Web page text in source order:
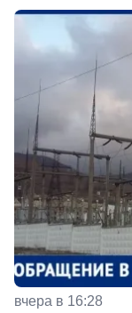
вчера в 16:28